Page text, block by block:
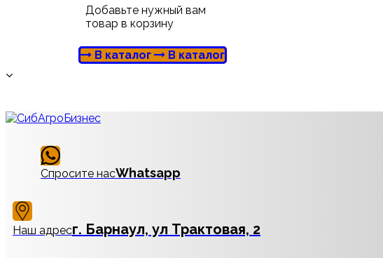
Добавьте нужный вам
товар в корзину
В каталог В каталог
Спросите насWhatsapp
Наш адресг. Барнаул, ул Трактовая, 2